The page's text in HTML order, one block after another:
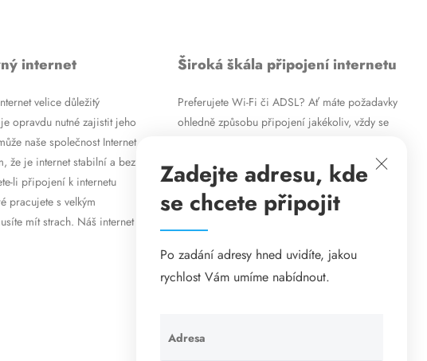
internet
velice důležitý
opravdu nutné zajistit jeho
naše společnost Internet
že je internet stabilní a bez
li připojení k internetu
pracujete s velkým
mít strach. Náš internet
Široká škála připojení internetu
Preferujete Wi-Fi či ADSL? Ať máte požadavky
ohledně způsobu připojení jakékoliv, vždy se
vysokorychlostního ADSL internetu nabízíme
rovněž mobilní internet i levné internetové
připojení prostřednictvím Wi-Fi. Způsob
připojení přizpůsobíme vašim specifickým
Zadejte adresu, kde
se chcete připojit
Po zadání adresy hned uvidíte, jakou
rychlost Vám umíme nabídnout.
Adresa
Ponechte